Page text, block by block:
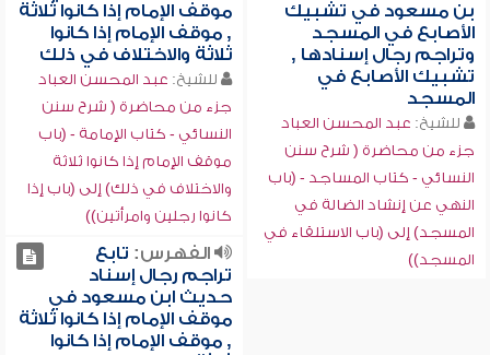
بن مسعود في تشبيك
الأصابع في المسجد
وتراجم رجال إسنادها ,
تشبيك الأصابع في
المسجد
للشيخ: عبد المحسن العباد
جزء من محاضرة ( شرح سنن
النسائي - كتاب المساجد - (باب
النهي عن إنشاد الضالة في
المسجد) إلى (باب الاستلقاء في
المسجد))
موقف الإمام إذا كانوا ثلاثة
, موقف الإمام إذا كانوا
ثلاثة والاختلاف في ذلك
للشيخ: عبد المحسن العباد
جزء من محاضرة ( شرح سنن
النسائي - كتاب الإمامة - (باب
موقف الإمام إذا كانوا ثلاثة
والاختلاف في ذلك) إلى (باب إذا
كانوا رجلين وامرأتين))
الفهرس: تابع
تراجم رجال إسناد
حديث ابن مسعود في
موقف الإمام إذا كانوا ثلاثة
, موقف الإمام إذا كانوا